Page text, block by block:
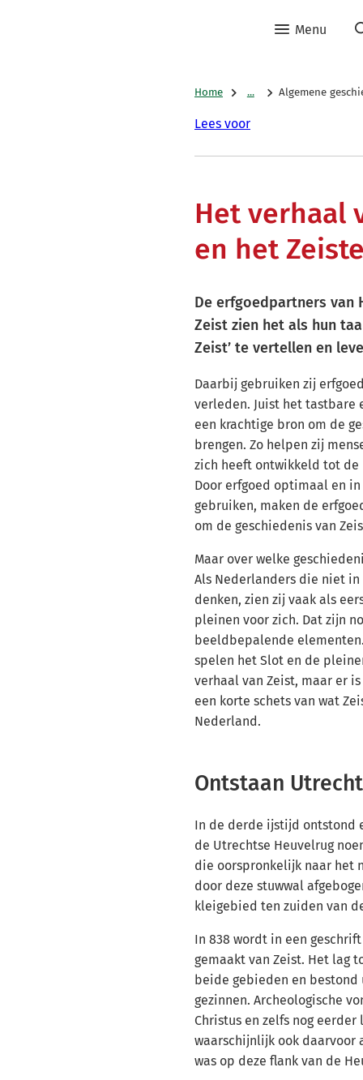
Menu
Home ... Algemene
Lees voor
Het verhaal
en het
De erfgoedpartners van
Zeist zien het als hun
Zeist’ te vertellen en
Daarbij gebruiken zij
verleden. Juist het tastbare
een krachtige bron om de
brengen. Zo helpen zij
zich heeft ontwikkeld tot
Door erfgoed optimaal en
gebruiken, maken de
om de geschiedenis van
Maar over welke
Als Nederlanders die niet in
denken, zien zij vaak als
pleinen voor zich. Dat zijn
beeldbepalende
spelen het Slot en de
verhaal van Zeist, maar er
een korte schets van wat
Nederland.
Ontstaan
In de derde ijstijd ontstond
de Utrechtse Heuvelrug
die oorspronkelijk naar het
door deze stuwwal
kleigebied ten zuiden van
In 838 wordt in een
gemaakt van Zeist. Het lag
beide gebieden en bestond
gezinnen. Archeologische
Christus en zelfs nog
waarschijnlijk ook daarvoor
was op deze flank van de